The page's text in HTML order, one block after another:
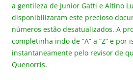
a gentileza de Junior Gatti e Altino
disponibilizaram este precioso
números estão desatualizados. A
completinha indo de “A” a “Z” e por
instantaneamente pelo revisor de
Quenorris.